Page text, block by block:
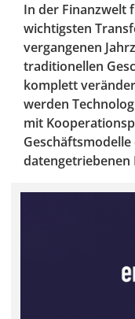
In der Finanzwelt
wichtigsten
vergangenen
traditionellen
komplett
werden
mit